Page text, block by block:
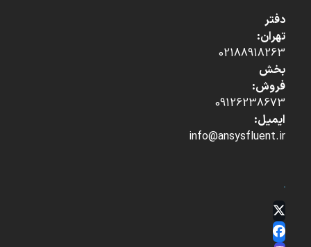
دفتر
تهران:
02188918263
بخش
فروش:
09126238673
ایمیل:
info@ansysfluent.ir
Twitter
(deprecated)
Facebook